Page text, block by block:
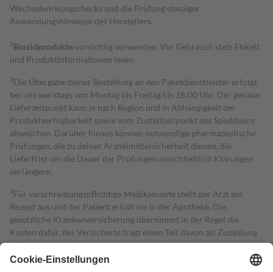
Wechselwirkungschecks und die Prüfung etwaiger
Anwendungshinweise des Herstellers.
2Biozidproduktevorsichtig verwenden. Vor Gebrauch stets Etikett
und Produktinformationen lesen.
3Die Übergabe deiner Bestellung an den Paketdienstleister erfolgt
bei uns werktags von Montag bis Freitag bis 18:00 Uhr. Der genaue
Lieferzeitpunkt kann je nach Region und in Abhängigkeit der
Produktverfügbarkeit sowie vom Zustellzeitpunkt des Spediteurs
abweichen. Darüber hinaus können notwendige pharmazeutische
Prüfungen, die zu deiner Arzneimittelsicherheit dienen, die
Lieferfrist um die Dauer der Prüfungen einschließlich Klärungen
verlängern.
4Für verschreibungspflichtige Medikamente stellt der Arzt ein
Rezept aus und der Patient erhält sie in der Apotheke. Die
gesetzliche Krankenversicherung übernimmt in der Regel die
Kosten dafür, der Versicherte trägt einen Teil davon als Zuzahlung
mit.
Grundsätzlich leisten Mitglieder Zuzahlungen in Höhe von zehn